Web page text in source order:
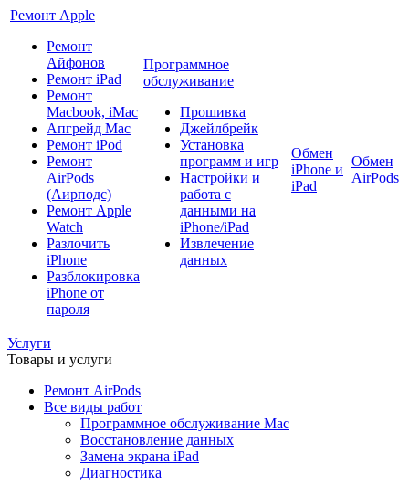
Ремонт Apple
Ремонт
Айфонов
Ремонт iPad
Ремонт
Macbook, iMac
Апгрейд Mac
Ремонт iPod
Ремонт
AirPods
(Аирподс)
Ремонт Apple
Watch
Разлочить
iPhone
Разблокировка
iPhone от
пароля
Программное
обслуживание
Прошивка
Джейлбрейк
Установка
программ и игр
Настройки и
работа с
данными на
iPhone/iPad
Извлечение
данных
Обмен
iPhone и
iPad
Обмен
AirPods
Услуги
Товары и услуги
Ремонт AirPods
Все виды работ
Программное обслуживание Mac
Восстановление данных
Замена экрана iPad
Диагностика